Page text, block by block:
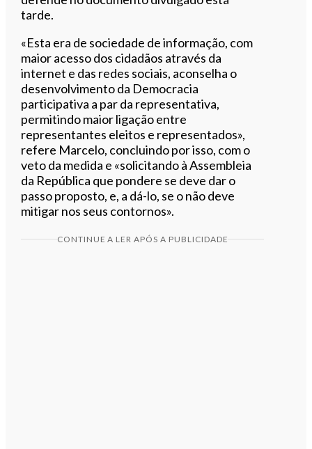
tarde.
«Esta era de sociedade de informação, com
maior acesso dos cidadãos através da
internet e das redes sociais, aconselha o
desenvolvimento da Democracia
participativa a par da representativa,
permitindo maior ligação entre
representantes eleitos e representados»,
refere Marcelo, concluindo por isso, com o
veto da medida e «solicitando à Assembleia
da República que pondere se deve dar o
passo proposto, e, a dá-lo, se o não deve
mitigar nos seus contornos».
CONTINUE A LER APÓS A PUBLICIDADE